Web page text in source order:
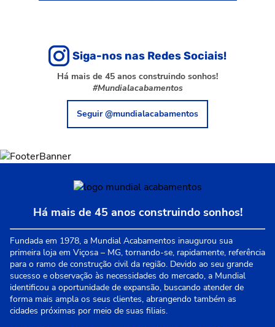
Siga-nos nas Redes Sociais!
Há mais de 45 anos construindo sonhos!
#Mundialacabamentos
Seguir @mundialacabamentos
Há mais de 45 anos construindo sonhos!
Fundada em 1978, a Mundial Acabamentos inaugurou sua
primeira loja em Viçosa – MG, tornando-se, rapidamente, referência
para o ramo de construção civil da região. Devido ao seu grande
sucesso e observação às necessidades do mercado, a Mundial
identificou a oportunidade de expansão, buscando atender de
forma mais ampla os seus clientes, abrangendo também as
cidades próximas por meio de suas filiais.